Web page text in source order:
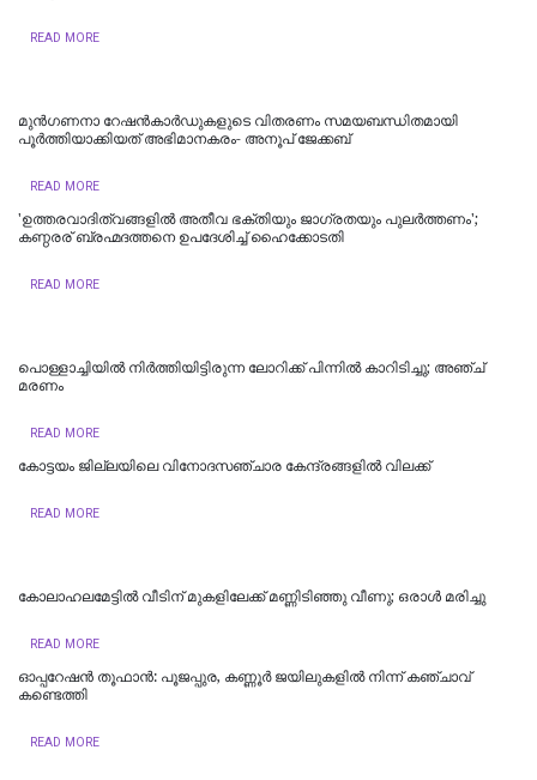
READ MORE
മുൻഗണനാ റേഷൻകാർഡുകളുടെ വിതരണം സമയബന്ധിതമായി
പൂർത്തിയാക്കിയത് അഭിമാനകരം- അനൂപ് ജേക്കബ്
READ MORE
'ഉത്തരവാദിത്വങ്ങളിൽ അതീവ ഭക്തിയും ജാഗ്രതയും പുലര്‍ത്തണം';
കണ്ഠരര് ബ്രഹ്മദത്തനെ ഉപദേശിച്ച് ഹൈക്കോടതി
READ MORE
പൊള്ളാച്ചിയില്‍ നിർത്തിയിട്ടിരുന്ന ലോറിക്ക് പിന്നിൽ കാറിടിച്ചു; അഞ്ച്
മരണം
READ MORE
കോട്ടയം ജില്ലയിലെ വിനോദസഞ്ചാര കേന്ദ്രങ്ങളിൽ വിലക്ക്
READ MORE
കോലാഹലമേട്ടിൽ വീടിന് മുകളിലേക്ക് മണ്ണിടിഞ്ഞു വീണു; ഒരാൾ മരിച്ചു
READ MORE
ഓപ്പറേഷൻ തൂഫാൻ: പൂജപ്പുര, കണ്ണൂർ ജയിലുകളിൽ നിന്ന് കഞ്ചാവ്
കണ്ടെത്തി
READ MORE